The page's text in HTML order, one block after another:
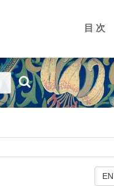
目次
EN